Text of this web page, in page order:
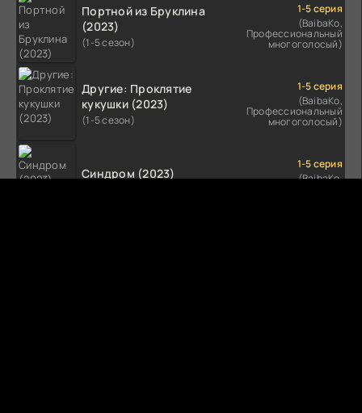
Портной из Бруклина
(2023)
(1-5 сезон)
1-5 серия
(BaibaKo,
Профессиональный
многоголосый)
Другие: Проклятие
кукушки (2023)
(1-5 сезон)
1-5 серия
(BaibaKo,
Профессиональный
многоголосый)
Синдром (2023)
1-5 серия
(BaibaKo,